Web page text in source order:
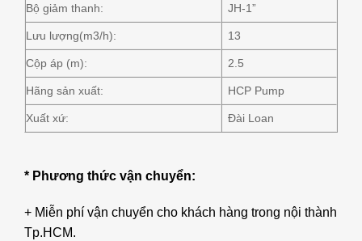
Bộ giảm thanh: JH-1”
Lưu lượng(m3/h): 13
Cộp áp (m): 2.5
Hãng sản xuất: HCP Pump
Xuất xứ: Đài Loan
* Phương thức vận chuyển:
+ Miễn phí vận chuyển cho khách hàng trong nội thành
Tp.HCM.